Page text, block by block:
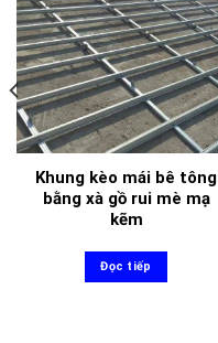
Khung kèo mái bê tông
bằng xà gồ rui mè mạ
kẽm
Đọc tiếp